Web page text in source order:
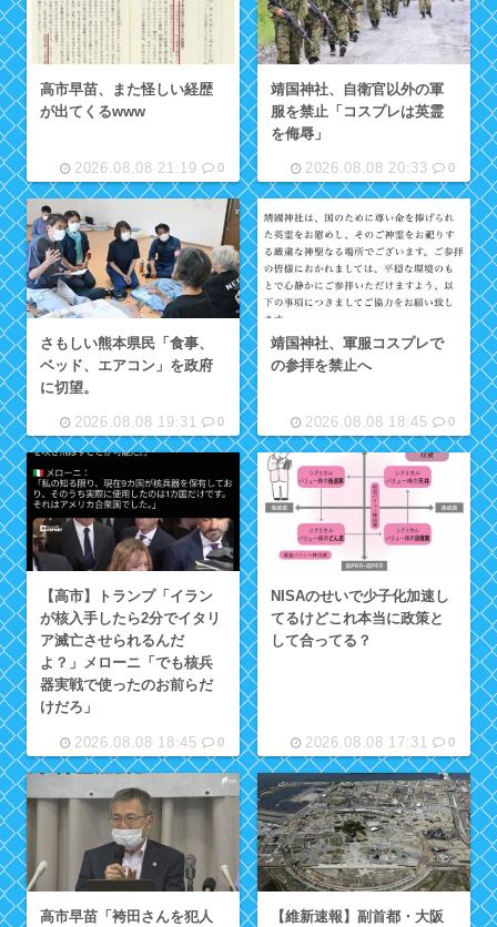
高市早苗、また怪しい経歴
が出てくるwww
2026.08.08 21:19 0
靖国神社、自衛官以外の軍
服を禁止「コスプレは英霊
を侮辱」
2026.08.08 20:33 0
さもしい熊本県民「食事、
ベッド、エアコン」を政府
に切望。
2026.08.08 19:31 0
靖国神社、軍服コスプレで
の参拝を禁止へ
2026.08.08 18:45 0
【高市】トランプ「イラン
が核入手したら2分でイタリ
ア滅亡させられるんだ
よ？」メローニ「でも核兵
器実戦で使ったのお前らだ
けだろ」
2026.08.08 18:45 0
NISAのせいで少子化加速し
てるけどこれ本当に政策と
して合ってる？
2026.08.08 17:31 0
高市早苗「袴田さんを犯人
【維新速報】副首都・大阪